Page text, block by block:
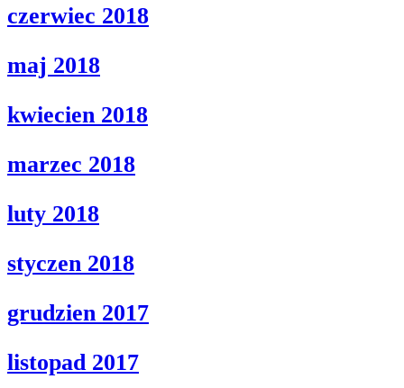
czerwiec 2018
maj 2018
kwiecien 2018
marzec 2018
luty 2018
styczen 2018
grudzien 2017
listopad 2017